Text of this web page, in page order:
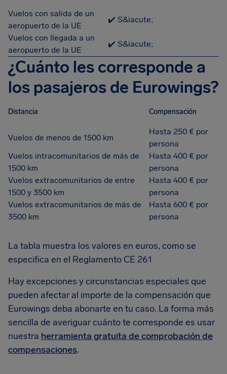
Vuelos con salida de un
aeropuerto de la UE
✔️ S&iacute;
Vuelos con llegada a un
aeropuerto de la UE
✔️ S&iacute;
¿Cuánto les corresponde a
los pasajeros de Eurowings?
Distancia Compensación
Vuelos de menos de 1500 km
Hasta 250 € por
persona
Vuelos intracomunitarios de más de
1500 km
Hasta 400 € por
persona
Vuelos extracomunitarios de entre
1500 y 3500 km
Hasta 400 € por
persona
Vuelos extracomunitarios de más de
3500 km
Hasta 600 € por
persona
La tabla muestra los valores en euros, como se
especifica en el Reglamento CE 261
Hay excepciones y circunstancias especiales que
pueden afectar al importe de la compensación que
Eurowings deba abonarte en tu caso. La forma más
sencilla de averiguar cuánto te corresponde es usar
nuestra herramienta gratuita de comprobación de
compensaciones.